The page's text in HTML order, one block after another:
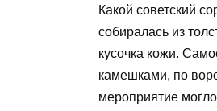
Какой советский
собиралась из
кусочка кожи.
камешками, по
мероприятие